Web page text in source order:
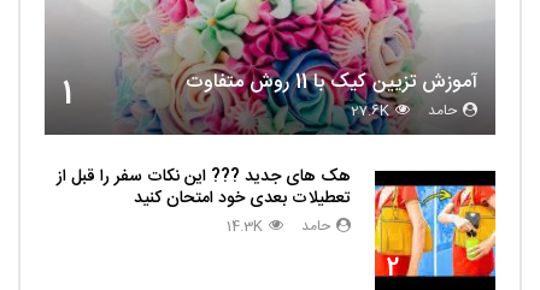
1 آموزش تزیین کیک با 11 روش متفاوت
حامد 27.6K
2
هک های جدید ??️? این نکات سفر را قبل از
تعطیلات بعدی خود امتحان کنید
حامد 14.3K